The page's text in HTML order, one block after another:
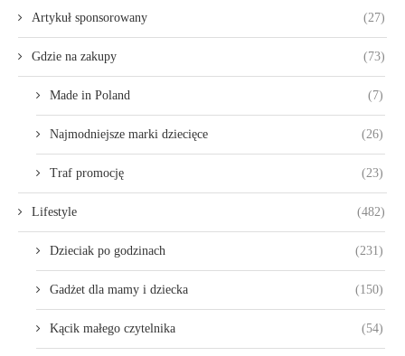
Artykuł sponsorowany (27)
Gdzie na zakupy (73)
Made in Poland (7)
Najmodniejsze marki dziecięce (26)
Traf promocję (23)
Lifestyle (482)
Dzieciak po godzinach (231)
Gadżet dla mamy i dziecka (150)
Kącik małego czytelnika (54)